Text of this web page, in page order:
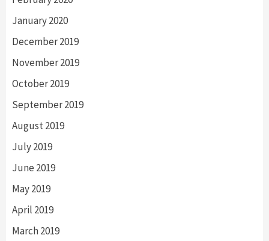
January 2020
December 2019
November 2019
October 2019
September 2019
August 2019
July 2019
June 2019
May 2019
April 2019
March 2019